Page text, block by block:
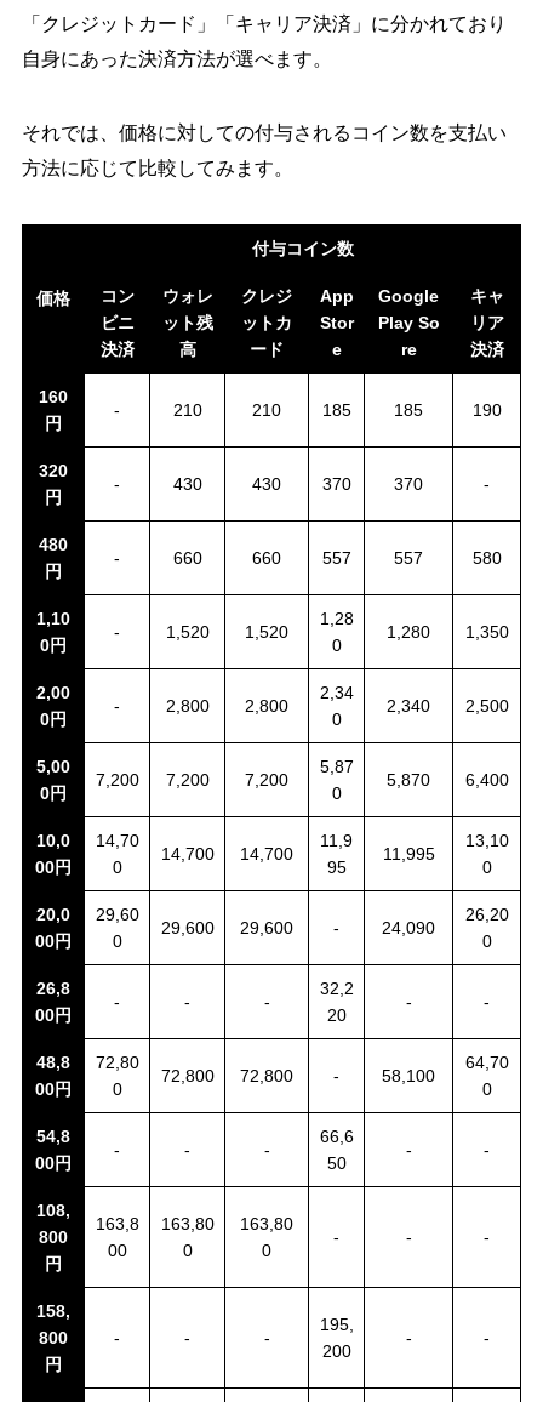
「クレジットカード」「キャリア決済」に分かれており
自身にあった決済方法が選べます。
それでは、価格に対しての付与されるコイン数を支払い
方法に応じて比較してみます。
価格
付与コイン数
コン
ビニ
決済
ウォレ
ット残
高
クレジ
ットカ
ード
App
Stor
e
Google
Play So
re
キャ
リア
決済
160
円
- 210 210 185 185 190
320
円
- 430 430 370 370 -
480
円
- 660 660 557 557 580
1,10
0円
- 1,520 1,520
1,28
0
1,280 1,350
2,00
0円
- 2,800 2,800
2,34
0
2,340 2,500
5,00
0円
7,200 7,200 7,200
5,87
0
5,870 6,400
10,0
00円
14,70
0
14,700 14,700
11,9
95
11,995
13,10
0
20,0
00円
29,60
0
29,600 29,600 - 24,090
26,20
0
26,8
00円
- - -
32,2
20
- -
48,8
00円
72,80
0
72,800 72,800 - 58,100
64,70
0
54,8
00円
- - -
66,6
50
- -
108,
800
円
163,8
00
163,80
0
163,80
0
- - -
158,
800
円
- - -
195,
200
- -